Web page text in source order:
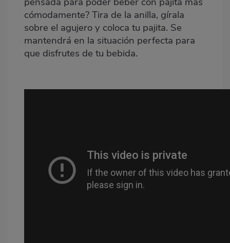
cómodamente? Tira de la anilla, gírala
sobre el agujero y coloca tu pajita. Se
mantendrá en la situación perfecta para
que disfrutes de tu bebida.